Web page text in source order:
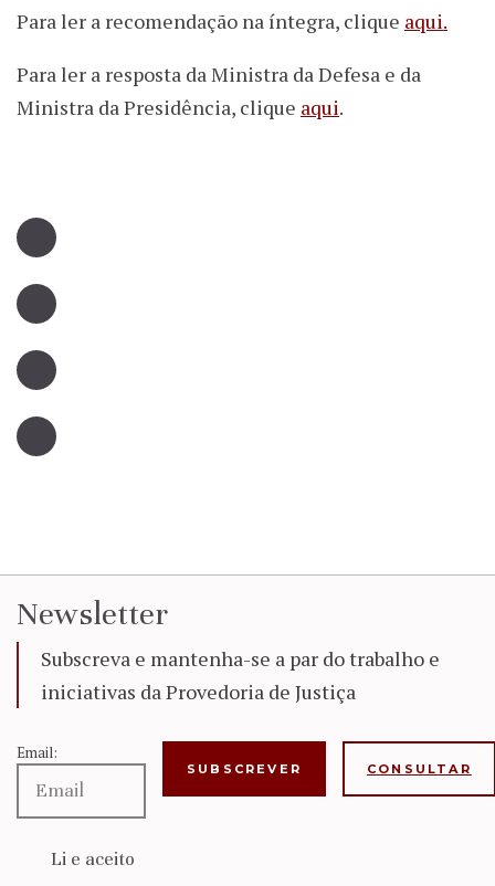
Para ler a recomendação na íntegra, clique aqui.
Para ler a resposta da Ministra da Defesa e da
Ministra da Presidência, clique aqui.
Newsletter
Subscreva e mantenha-se a par do trabalho e
iniciativas da Provedoria de Justiça
Email:
Li e aceito
CONSULTAR